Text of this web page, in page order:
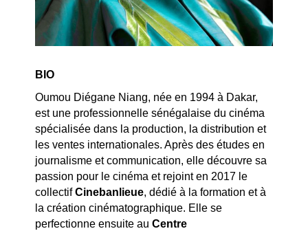
BIO
Oumou Diégane Niang, née en 1994 à Dakar,
est une professionnelle sénégalaise du cinéma
spécialisée dans la production, la distribution et
les ventes internationales. Après des études en
journalisme et communication, elle découvre sa
passion pour le cinéma et rejoint en 2017 le
collectifCinebanlieue, dédié à la formation et à
la création cinématographique. Elle se
perfectionne ensuite auCentre